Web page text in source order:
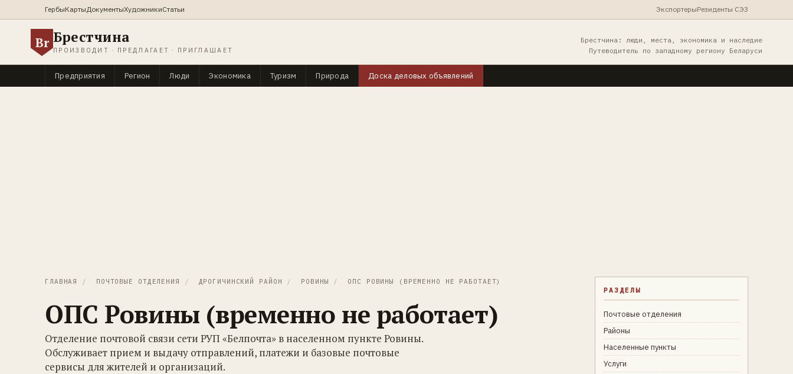
ГербыКартыДокументыХудожникиСтатьи ЭкспортерыРезиденты СЭЗ
Br Брестчина
ПРОИЗВОДИТ · ПРЕДЛАГАЕТ · ПРИГЛАШАЕТ
Брестчина: люди, места, экономика и наследие
Путеводитель по западному региону Беларуси
Предприятия Регион Люди Экономика Туризм Природа Доска деловых объявлений
ГЛАВНАЯ / ПОЧТОВЫЕ ОТДЕЛЕНИЯ / ДРОГИЧИНСКИЙ РАЙОН / РОВИНЫ / ОПС РОВИНЫ (ВРЕМЕННО НЕ РАБОТАЕТ)
ОПС Ровины (временно не работает)
Отделение почтовой связи сети РУП «Белпочта» в населенном пункте Ровины.
Обслуживает прием и выдачу отправлений, платежи и базовые почтовые
сервисы для жителей и организаций.
РАЗДЕЛЫ
Почтовые отделения
Районы
Населенные пункты
Услуги